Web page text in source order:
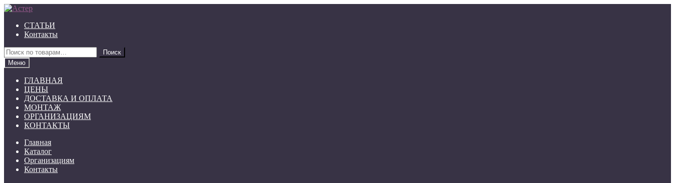
Перейти
навигации
Перейти
содержимому
СТАТЬИ
Контакты
Искать:
Поиск
Меню
ГЛАВНАЯ
ЦЕНЫ
ДОСТАВКА И ОПЛАТА
МОНТАЖ
ОРГАНИЗАЦИЯМ
КОНТАКТЫ
Главная
Каталог
Организациям
Контакты